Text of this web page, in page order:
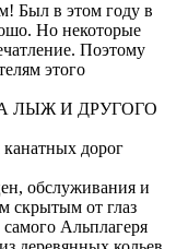
Был в этом году в
Но некоторые
Поэтому
этого
ЛЫЖ И ДРУГОГО
дорог
обслуживания и
скрытым от глаз
Альплагеря